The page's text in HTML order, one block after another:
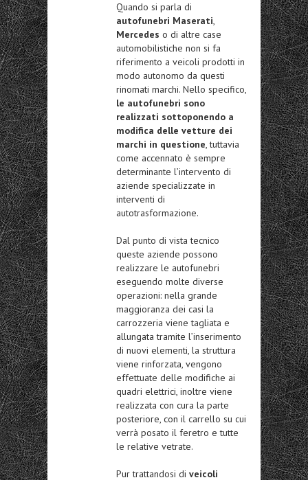
Quando si parla di
autofunebri Maserati,
Mercedes o di altre case
automobilistiche non si fa
riferimento a veicoli prodotti in
modo autonomo da questi
rinomati marchi. Nello specifico,
le autofunebri sono
realizzati sottoponendo a
modifica delle vetture dei
marchi in questione, tuttavia
come accennato è sempre
determinante l’intervento di
aziende specializzate in
interventi di
autotrasformazione.
Dal punto di vista tecnico
queste aziende possono
realizzare le autofunebri
eseguendo molte diverse
operazioni: nella grande
maggioranza dei casi la
carrozzeria viene tagliata e
allungata tramite l’inserimento
di nuovi elementi, la struttura
viene rinforzata, vengono
effettuate delle modifiche ai
quadri elettrici, inoltre viene
realizzata con cura la parte
posteriore, con il carrello su cui
verrà posato il feretro e tutte
le relative vetrate.
Pur trattandosi di veicoli